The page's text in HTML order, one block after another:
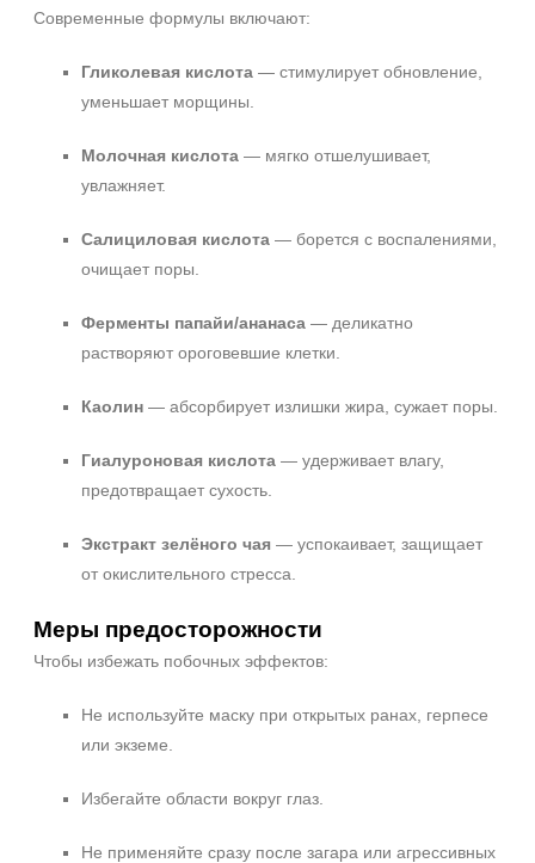
Современные формулы включают:
Гликолевая кислота — стимулирует обновление,
уменьшает морщины.
Молочная кислота — мягко отшелушивает,
увлажняет.
Салициловая кислота — борется с воспалениями,
очищает поры.
Ферменты папайи/ананаса — деликатно
растворяют ороговевшие клетки.
Каолин — абсорбирует излишки жира, сужает поры.
Гиалуроновая кислота — удерживает влагу,
предотвращает сухость.
Экстракт зелёного чая — успокаивает, защищает
от окислительного стресса.
Меры предосторожности
Чтобы избежать побочных эффектов:
Не используйте маску при открытых ранах, герпесе
или экземе.
Избегайте области вокруг глаз.
Не применяйте сразу после загара или агрессивных